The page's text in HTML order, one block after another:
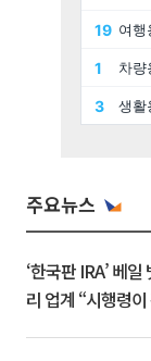
주요뉴스
‘한국판 IRA’ 베
리 업계 “시행령